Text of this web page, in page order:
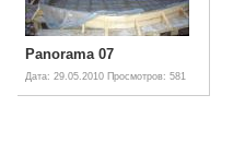
Panorama 07
Дата: 29.05.2010 Просмотров: 581